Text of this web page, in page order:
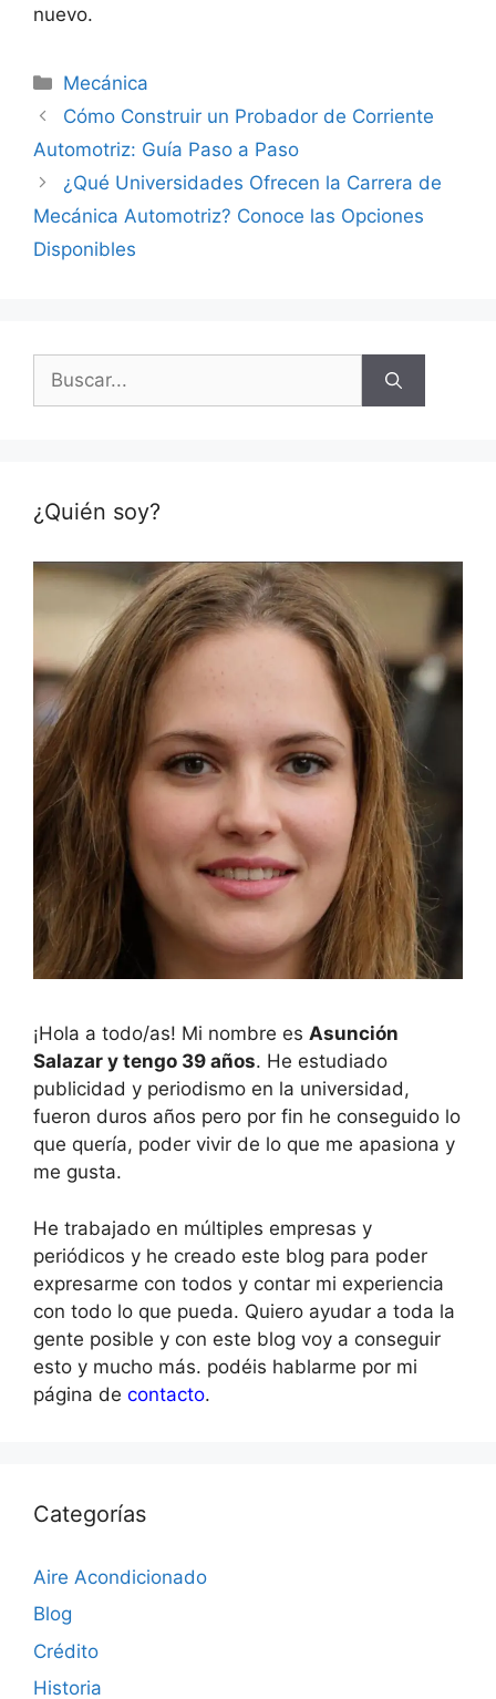
nuevo.
Categorías
Mecánica
Cómo Construir un Probador de Corriente
Automotriz: Guía Paso a Paso
¿Qué Universidades Ofrecen la Carrera de
Mecánica Automotriz? Conoce las Opciones
Disponibles
Buscar:
¿Quién soy?
¡Hola a todo/as! Mi nombre es Asunción
Salazar y tengo 39 años. He estudiado
publicidad y periodismo en la universidad,
fueron duros años pero por fin he conseguido lo
que quería, poder vivir de lo que me apasiona y
me gusta.
He trabajado en múltiples empresas y
periódicos y he creado este blog para poder
expresarme con todos y contar mi experiencia
con todo lo que pueda. Quiero ayudar a toda la
gente posible y con este blog voy a conseguir
esto y mucho más. podéis hablarme por mi
página de contacto.
Categorías
Aire Acondicionado
Blog
Crédito
Historia